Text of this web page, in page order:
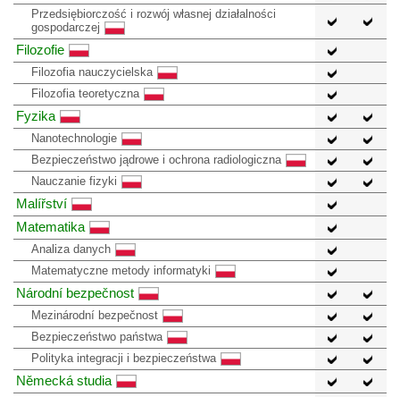
Przedsiębiorczość i rozwój własnej działalności
gospodarczej
Filozofie
Filozofia nauczycielska
Filozofia teoretyczna
Fyzika
Nanotechnologie
Bezpieczeństwo jądrowe i ochrona radiologiczna
Nauczanie fizyki
Malířství
Matematika
Analiza danych
Matematyczne metody informatyki
Národní bezpečnost
Mezinárodní bezpečnost
Bezpieczeństwo państwa
Polityka integracji i bezpieczeństwa
Německá studia